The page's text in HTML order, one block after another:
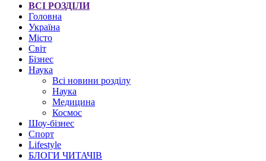
ВСІ РОЗДІЛИ
Головна
Україна
Місто
Світ
Бізнес
Наука
Всі новини розділу
Наука
Медицина
Космос
Шоу-бізнес
Спорт
Lifestyle
БЛОГИ ЧИТАЧІВ